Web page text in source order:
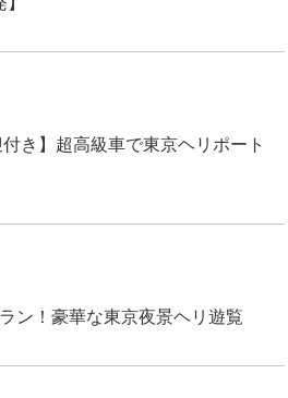
き】超高級車で東京ヘリポート
ン！豪華な東京夜景ヘリ遊覧